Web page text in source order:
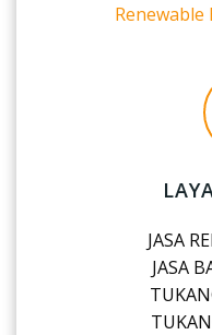
Renewable
JASA
JASA